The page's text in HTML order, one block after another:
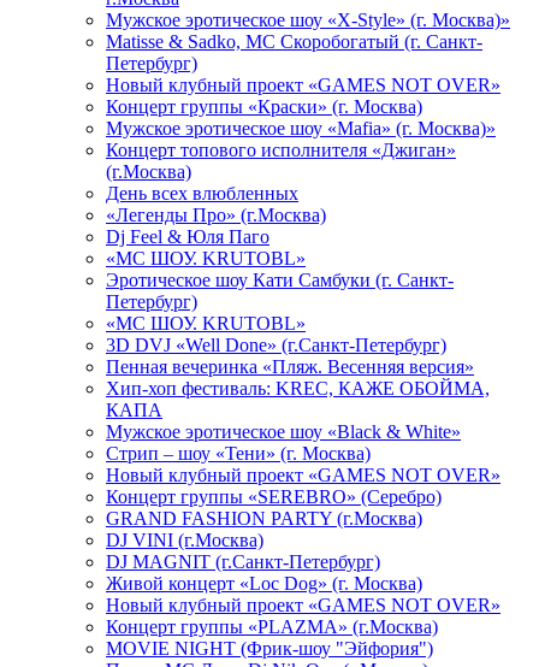
Мужское эротическое шоу «X-Style» (г. Москва)»
Matissе & Sadko, MC Скоробогатый (г. Санкт-
Петербург)
Новый клубный проект «GAMES NOT OVER»
Концерт группы «Краски» (г. Москва)
Мужское эротическое шоу «Mafia» (г. Москва)»
Концерт топового исполнителя «Джиган»
(г.Москва)
День всех влюбленных
«Легенды Про» (г.Москва)
Dj Feel & Юля Паго
«МС ШОУ. KRUTOBL»
Эротическое шоу Кати Самбуки (г. Санкт-
Петербург)
«МС ШОУ. KRUTOBL»
3D DVJ «Well Done» (г.Санкт-Петербург)
Пенная вечеринка «Пляж. Весенняя версия»
Хип-хоп фестиваль: KREC, КАЖЕ ОБОЙМА,
КАПА
Мужское эротическое шоу «Black & White»
Стрип – шоу «Тени» (г. Москва)
Новый клубный проект «GAMES NOT OVER»
Концерт группы «SEREBRO» (Серебро)
GRAND FASHION PARTY (г.Москва)
DJ VINI (г.Москва)
DJ MAGNIT (г.Санкт-Петербург)
Живой концерт «Loc Dog» (г. Москва)
Новый клубный проект «GAMES NOT OVER»
Концерт группы «PLAZMA» (г.Москва)
MOVIE NIGHT (Фрик-шоу "Эйфория")